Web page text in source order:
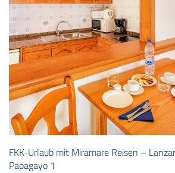
FKK-Urlaub mit Miramare Reisen –
Papagayo 1